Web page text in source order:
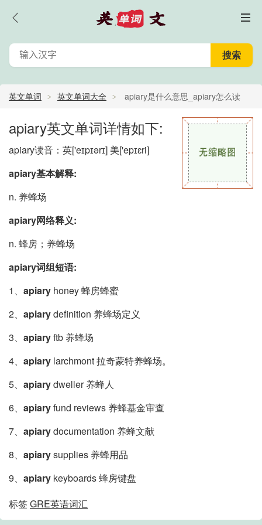
英文单词 英文单词大全 apiary是什么意思_apiary怎么读
_apiary的中文意思,翻译
apiary英文单词详情如下:
apiary读音：英['eɪpɪərɪ] 美['epɪɛri]
apiary基本解释:
n. 养蜂场
apiary网络释义:
n. 蜂房；养蜂场
apiary词组短语:
1、 apiary honey 蜂房蜂蜜
2、 apiarydefinition 养蜂场定义
3、 apiaryftb 养蜂场
4、 apiary larchmont 拉奇蒙特养蜂场。
5、 apiarydweller 养蜂人
6、 apiaryfund reviews 养蜂基金审查
7、 apiarydocumentation 养蜂文献
8、 apiarysupplies 养蜂用品
9、 apiary keyboards 蜂房键盘
标签GRE英语词汇